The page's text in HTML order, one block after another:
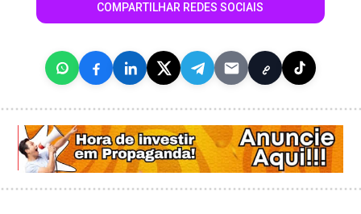
COMPARTILHAR REDES SOCIAIS